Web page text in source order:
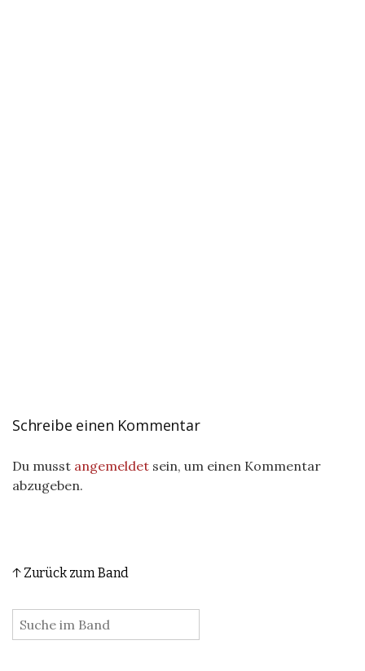
Schreibe einen Kommentar
Du musst angemeldet sein, um einen Kommentar
abzugeben.
↑ Zurück zum Band
: